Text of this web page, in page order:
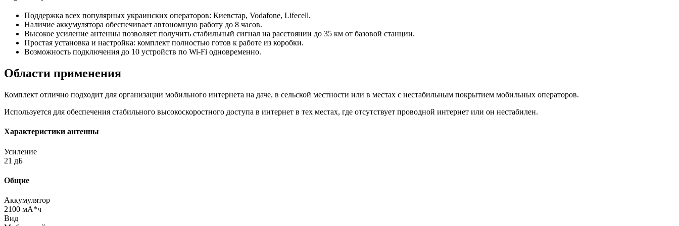
Поддержка всех популярных украинских операторов: Киевстар, Vodafone, Lifecell.
Наличие аккумулятора обеспечивает автономную работу до 8 часов.
Высокое усиление антенны позволяет получить стабильный сигнал на расстоянии до 35 км от базовой станции.
Простая установка и настройка: комплект полностью готов к работе из коробки.
Возможность подключения до 10 устройств по Wi-Fi одновременно.
Области применения
Комплект отлично подходит для организации мобильного интернета на даче, в сельской местности или в местах с нестабильным покрытием мобильных операторов.
Используется для обеспечения стабильного высокоскоростного доступа в интернет в тех местах, где отсутствует проводной интернет или он нестабилен.
Характеристики антенны
Усиление
21 дБ
Общие
Аккумулятор
2100 мА*ч
Вид